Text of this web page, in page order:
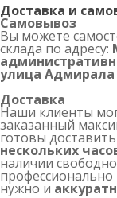
Доставка и
Самовывоз
Вы можете
склада по адресу:
улица Адмирала
Доставка
Наши клиенты
заказанный
готовы
нескольких
наличии
профессионально
нужно и